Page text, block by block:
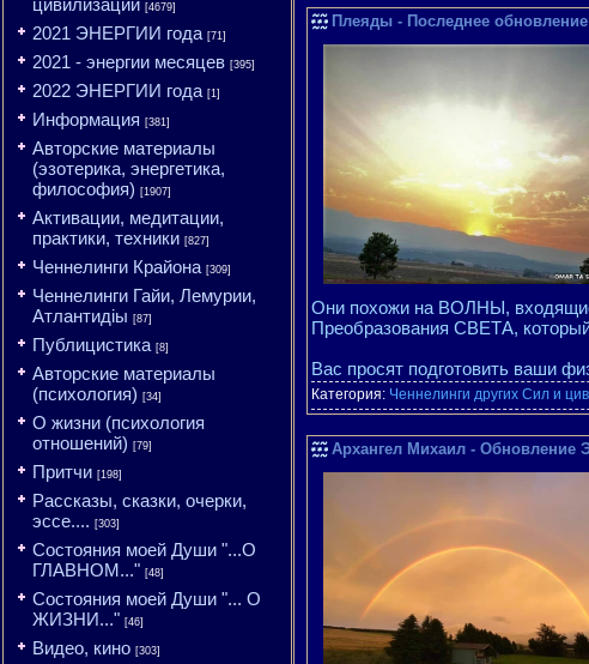
цивилизаций [4679]
2021 ЭНЕРГИИ года [71]
2021 - энергии месяцев [395]
2022 ЭНЕРГИИ года [1]
Информация [381]
Авторские материалы
(эзотерика, энергетика,
философия) [1907]
Активации, медитации,
практики, техники [827]
Ченнелинги Крайона [309]
Ченнелинги Гайи, Лемурии,
Атлантидіы [87]
Публицистика [8]
Авторские материалы
(психология) [34]
О жизни (психология
отношений) [79]
Притчи [198]
Рассказы, сказки, очерки,
эссе.... [303]
Состояния моей Души "...О
ГЛАВНОМ..." [48]
Состояния моей Души "... О
ЖИЗНИ..." [46]
Видео, кино [303]
Плеяды - Последнее
Они похожи на ВОЛНЫ,
Преобразования СВЕТА,
Вас просят подготовить ваши
Категория: Ченнелинги других Сил и
Архангел Михаил - Обновление